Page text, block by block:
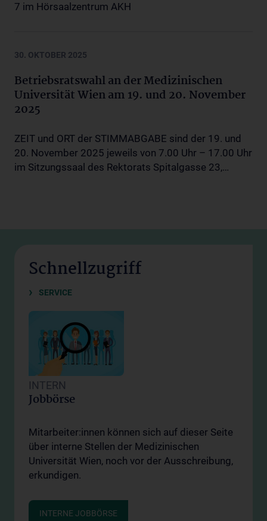
7 im Hörsaalzentrum AKH
30. OKTOBER 2025
Betriebsratswahl an der Medizinischen
Universität Wien am 19. und 20. November
2025
ZEIT und ORT der STIMMABGABE sind der 19. und
20. November 2025 jeweils von 7.00 Uhr – 17.00 Uhr
im Sitzungssaal des Rektorats Spitalgasse 23,…
Schnellzugriff
SERVICE
INTERN
Jobbörse
Mitarbeiter:innen können sich auf dieser Seite
über interne Stellen der Medizinischen
Universität Wien, noch vor der Ausschreibung,
erkundigen.
INTERNE JOBBÖRSE